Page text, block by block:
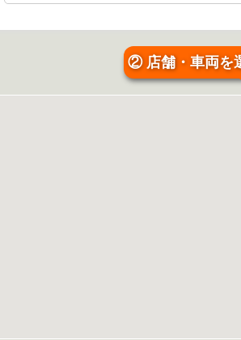
② 店舗・車両を